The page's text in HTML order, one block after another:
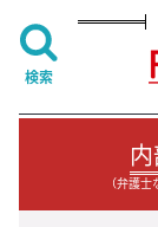
（弁護
検索